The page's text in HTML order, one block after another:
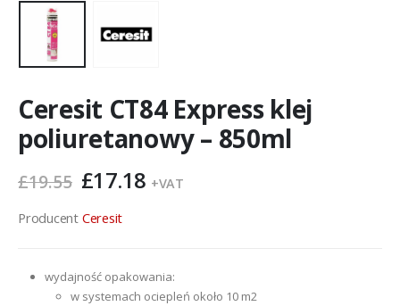
Ceresit CT84 Express klej
poliuretanowy – 850ml
£19.55 Pierwotna
wynosiła:
£17.18Aktualna
+VAT
Producent Ceresit
wydajność opakowania:
w systemach ociepleń około 10 m2